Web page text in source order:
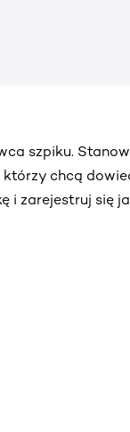
szpiku.
chcą
i zarejestruj się